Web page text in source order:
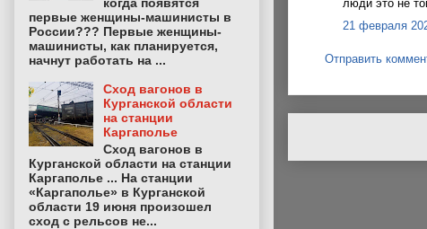
люди это не
21 февраля
Отправить
первые женщины-машинисты в
России??? Первые женщины-
машинисты, как планируется,
начнут работать на ...
Сход вагонов в
Курганской области
на станции
Каргаполье
Сход вагонов в
Курганской области на станции
Каргаполье ... На станции
«Каргаполье» в Курганской
области 19 июня произошел
сход с рельсов не...